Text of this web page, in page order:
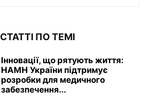
СТАТТІ ПО ТЕМІ
Інновації, що рятують життя:
НАМН України підтримує
розробки для медичного
забезпечення...